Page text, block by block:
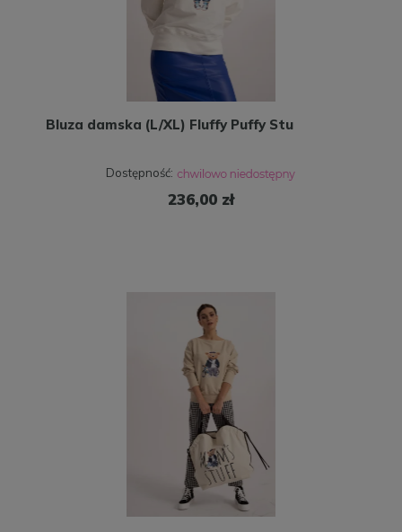
Bluza damska (L/XL) Fluffy Puffy Stu
Dostępność:
236,00 zł